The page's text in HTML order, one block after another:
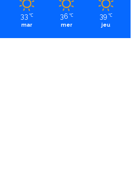
33 ℃
mar
36 ℃
mer
39 ℃
jeu